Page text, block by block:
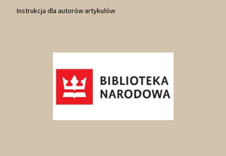
Instrukcja dla autorów artykułów